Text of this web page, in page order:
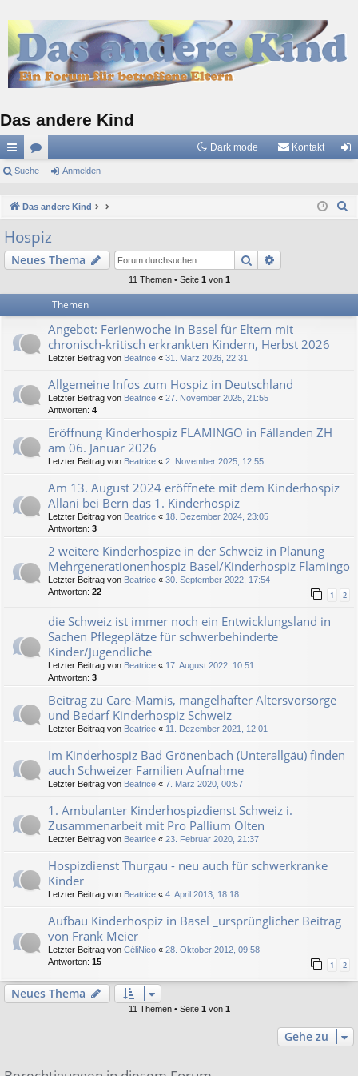
Das andere Kind
ch
llz
ug
riff
or
Dark mode Kontakt
el
Suche Anmelden
Das andere Kind
Hospiz
Neues Thema Suche
11 Themen • Seite 1 von 1
Themen
Angebot: Ferienwoche in Basel für Eltern mit
chronisch-kritisch erkrankten Kindern, Herbst 2026
Letzter Beitrag von Beatrice « 31. März 2026, 22:31
Allgemeine Infos zum Hospiz in Deutschland
Letzter Beitrag von Beatrice « 27. November 2025, 21:55
Antworten: 4
Eröffnung Kinderhospiz FLAMINGO in Fällanden ZH
am 06. Januar 2026
Letzter Beitrag von Beatrice « 2. November 2025, 12:55
Am 13. August 2024 eröffnete mit dem Kinderhospiz
Allani bei Bern das 1. Kinderhospiz
Letzter Beitrag von Beatrice « 18. Dezember 2024, 23:05
Antworten: 3
2 weitere Kinderhospize in der Schweiz in Planung
Mehrgenerationenhospiz Basel/Kinderhospiz Flamingo
Letzter Beitrag von Beatrice « 30. September 2022, 17:54
Antworten: 22 1 2
die Schweiz ist immer noch ein Entwicklungsland in
Sachen Pflegeplätze für schwerbehinderte
Kinder/Jugendliche
Letzter Beitrag von Beatrice « 17. August 2022, 10:51
Antworten: 3
Beitrag zu Care-Mamis, mangelhafter Altersvorsorge
und Bedarf Kinderhospiz Schweiz
Letzter Beitrag von Beatrice « 11. Dezember 2021, 12:01
Im Kinderhospiz Bad Grönenbach (Unterallgäu) finden
auch Schweizer Familien Aufnahme
Letzter Beitrag von Beatrice « 7. März 2020, 00:57
1. Ambulanter Kinderhospizdienst Schweiz i.
Zusammenarbeit mit Pro Pallium Olten
Letzter Beitrag von Beatrice « 23. Februar 2020, 21:37
Hospizdienst Thurgau - neu auch für schwerkranke
Kinder
Letzter Beitrag von Beatrice « 4. April 2013, 18:18
Aufbau Kinderhospiz in Basel _ursprünglicher Beitrag
von Frank Meier
Letzter Beitrag von CéliNico « 28. Oktober 2012, 09:58
Antworten: 15 1 2
Neues Thema
11 Themen • Seite 1 von 1
Gehe zu